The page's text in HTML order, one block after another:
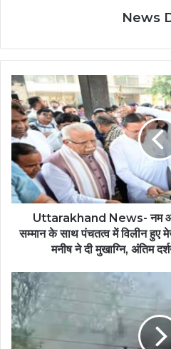
News
Uttarakhand News- नम
सम्मान के साथ पंचतत्व में विलीन
मनीष ने दी मुखाग्नि, अंतिम